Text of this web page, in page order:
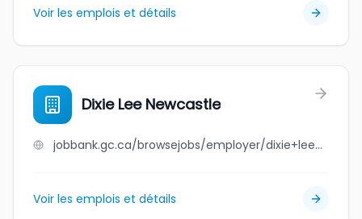
Voir les emplois et détails
Dixie Lee Newcastle
jobbank.gc.ca/browsejobs/employer/dixie+lee+newcastle/ca
Voir les emplois et détails